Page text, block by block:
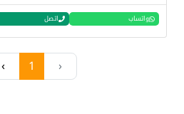
واتساب اتصل
‹
1
›